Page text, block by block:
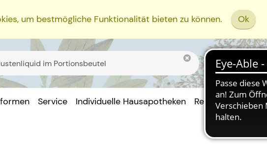
um bestmögliche Funktionalität bieten zu können. Ok
Service Individuelle Hausapotheken Rezept Einreichen